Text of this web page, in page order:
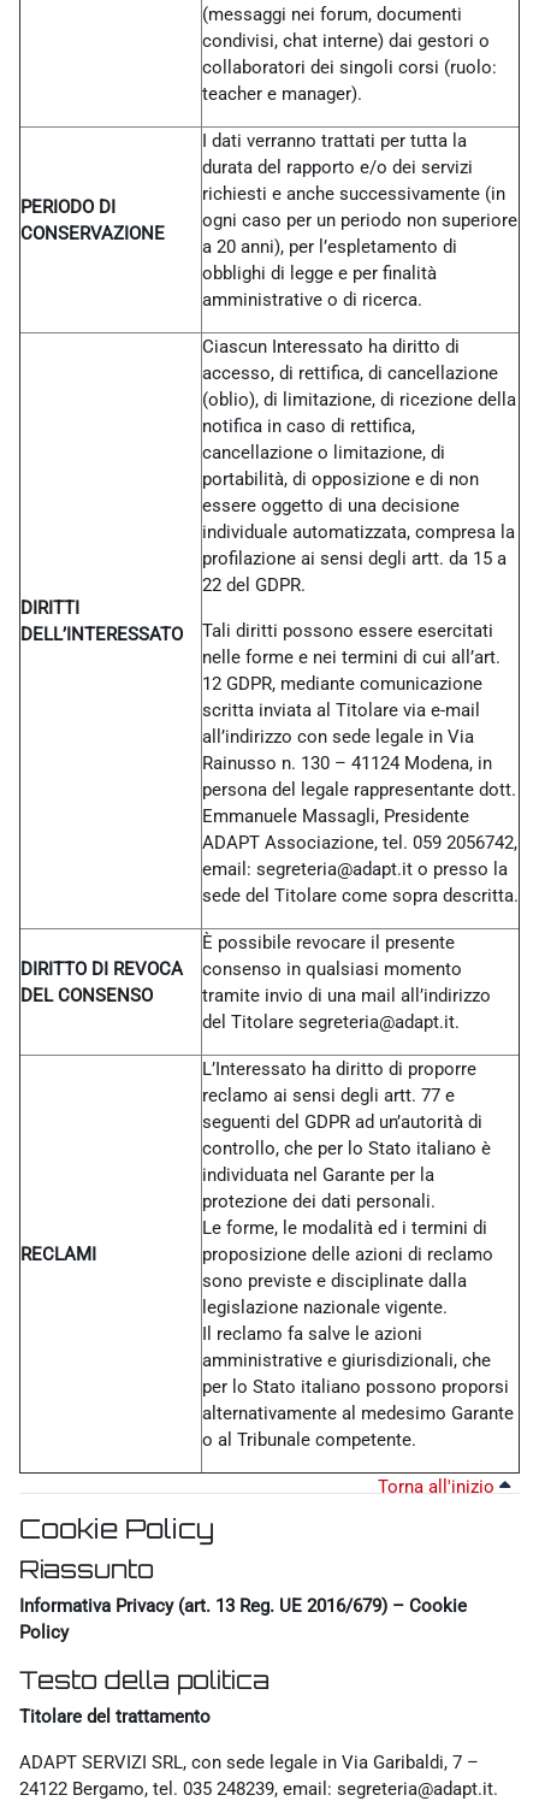
(messaggi nei forum, documenti
condivisi, chat interne) dai gestori o
collaboratori dei singoli corsi (ruolo:
teacher e manager).
PERIODO DI
CONSERVAZIONE
I dati verranno trattati per tutta la
durata del rapporto e/o dei servizi
richiesti e anche successivamente (in
ogni caso per un periodo non superiore
a 20 anni), per l’espletamento di
obblighi di legge e per finalità
amministrative o di ricerca.
DIRITTI
DELL’INTERESSATO
Ciascun Interessato ha diritto di
accesso, di rettifica, di cancellazione
(oblio), di limitazione, di ricezione della
notifica in caso di rettifica,
cancellazione o limitazione, di
portabilità, di opposizione e di non
essere oggetto di una decisione
individuale automatizzata, compresa la
profilazione ai sensi degli artt. da 15 a
22 del GDPR.
Tali diritti possono essere esercitati
nelle forme e nei termini di cui all’art.
12 GDPR, mediante comunicazione
scritta inviata al Titolare via e-mail
all’indirizzo con sede legale in Via
Rainusso n. 130 – 41124 Modena, in
persona del legale rappresentante dott.
Emmanuele Massagli, Presidente
ADAPT Associazione, tel. 059 2056742,
email: segreteria@adapt.it o presso la
sede del Titolare come sopra descritta.
DIRITTO DI REVOCA
DEL CONSENSO
È possibile revocare il presente
consenso in qualsiasi momento
tramite invio di una mail all’indirizzo
del Titolare segreteria@adapt.it.
RECLAMI
L’Interessato ha diritto di proporre
reclamo ai sensi degli artt. 77 e
seguenti del GDPR ad un’autorità di
controllo, che per lo Stato italiano è
individuata nel Garante per la
protezione dei dati personali.
Le forme, le modalità ed i termini di
proposizione delle azioni di reclamo
sono previste e disciplinate dalla
legislazione nazionale vigente.
Il reclamo fa salve le azioni
amministrative e giurisdizionali, che
per lo Stato italiano possono proporsi
alternativamente al medesimo Garante
o al Tribunale competente.
Torna all'inizio
Cookie Policy
Riassunto
Informativa Privacy (art. 13 Reg. UE 2016/679) – Cookie
Policy
Testo della politica
Titolare del trattamento
ADAPT SERVIZI SRL, con sede legale in Via Garibaldi, 7 –
24122 Bergamo, tel. 035 248239, email: segreteria@adapt.it.